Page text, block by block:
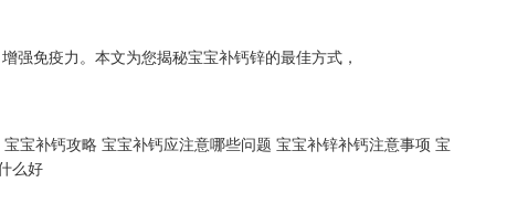
强免疫力。本文为您揭秘宝宝补钙锌的最佳方式，
宝宝补钙攻略 宝宝补钙应注意哪些问题 宝宝补锌补钙注意事项 宝
么好